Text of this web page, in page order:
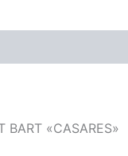
BART «CASARES»